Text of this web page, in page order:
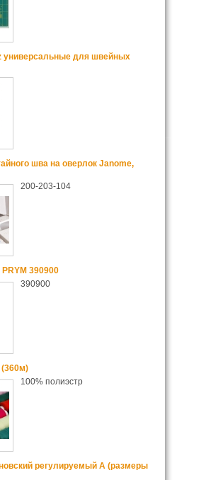
универсальные для швейных
шва на оверлок Janome,
200-203-104
390900
390900
(360м)
100% полиэстр
регулируемый А (размеры